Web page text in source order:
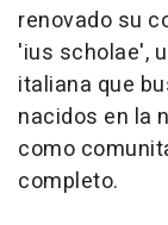
renovado su
'ius scholae',
italiana que
nacidos en la
como
completo.